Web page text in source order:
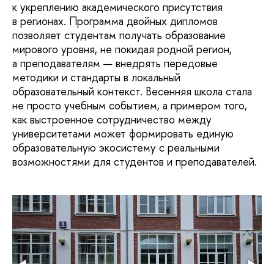
к укреплению академического присутствия
в регионах. Программа двойных дипломов
позволяет студентам получать образование
мирового уровня, не покидая родной регион,
а преподавателям — внедрять передовые
методики и стандарты в локальный
образовательный контекст. Весенняя школа стала
не просто учебным событием, а примером того,
как выстроенное сотрудничество между
университетами может формировать единую
образовательную экосистему с реальными
возможностями для студентов и преподавателей.